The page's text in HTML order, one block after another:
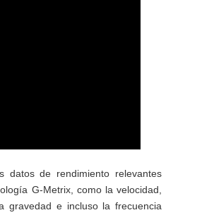
datos de rendimiento relevantes
G-Metrix, como la velocidad,
gravedad e incluso la frecuencia